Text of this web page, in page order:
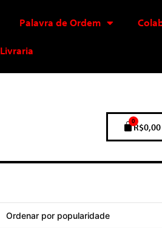
Palavra de Ordem
Livraria
R$0,00
0